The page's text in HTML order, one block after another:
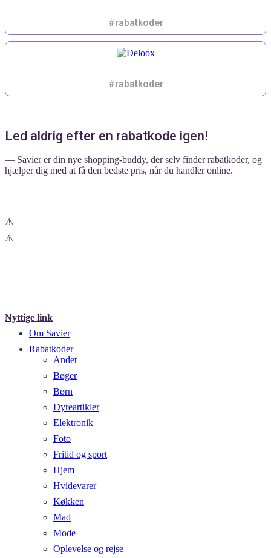
#rabatkoder
#rabatkoder
Led aldrig efter en rabatkode igen!
— Savier er din nye shopping-buddy, der selv finder rabatkoder, og
hjælper dig med at få den bedste pris, når du handler online.
Nyttige link
Om Savier
Rabatkoder
Andet
Bøger
Børn
Dyreartikler
Elektronik
Foto
Fritid og sport
Hjem
Hvidevarer
Køkken
Mad
Mode
Oplevelse og rejse